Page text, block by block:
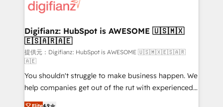
supercharge revenue operations Key services: • CRM
Transformation / Web Development • RevOps &
Sales Consulting • Marketing Automation What
makes us different? 🚀 Top 0.5% of global HubSpot
agencies ⚙️ The strongest technical ability and
integration capabilities 💼 Consultative, long-term
partners who will embed ourselves into your
business, processes and systems 🏢 We specialise in
Digifianz: HubSpot is AWESOME 🇺🇸🇲🇽
🇪🇸🇦🇷🇦🇪
提供元：Digifianz: HubSpot is AWESOME 🇺🇸🇲🇽🇪🇸🇦🇷
🇦🇪
You shouldn't struggle to make business happen. We
help companies get out of the rut with experienced,
process-oriented teams implementing HubSpot